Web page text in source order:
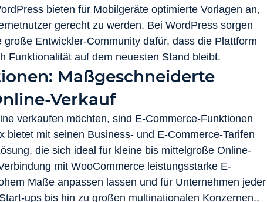
bieten für Mobilgeräte optimierte Vorlagen an,
gerecht zu werden. Bei WordPress sorgen
Entwickler-Community dafür, dass die Plattform
Funktionalität auf dem neuesten Stand bleibt.
Maßgeschneiderte
Verkauf
verkaufen möchten, sind E-Commerce-Funktionen
bietet mit seinen Business- und E-Commerce-Tarifen
die sich ideal für kleine bis mittelgroße Online-
mit WooCommerce leistungsstarke E-
Maße anpassen lassen und für Unternehmen jeder
ups bis hin zu großen multinationalen Konzernen..